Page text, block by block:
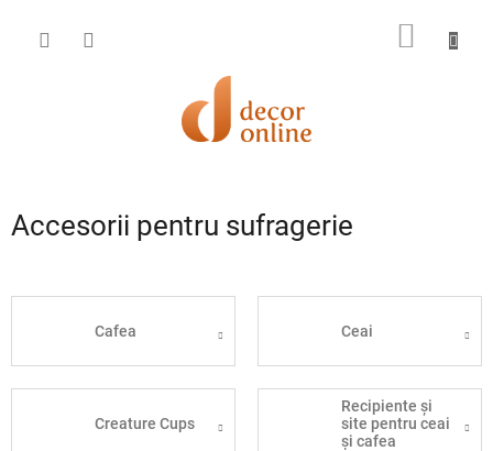
conținut
COŞ
Accesorii pentru sufragerie
Cafea Ceai
Creature Cups
Recipiente și
site pentru ceai
și cafea